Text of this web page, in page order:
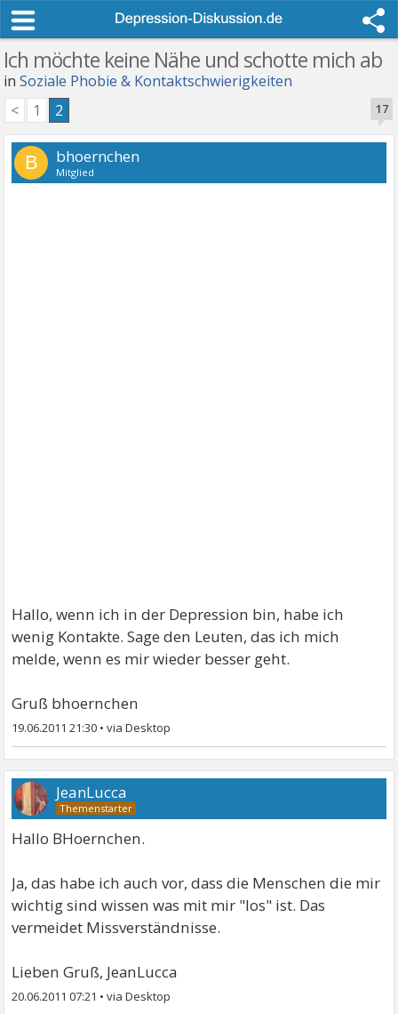
Ich möchte keine Nähe und schotte mich ab
inSoziale Phobie & Kontaktschwierigkeiten
17
< 1 2
B bhoernchen
Mitglied
Hallo, wenn ich in der Depression bin, habe ich
wenig Kontakte. Sage den Leuten, das ich mich
melde, wenn es mir wieder besser geht.
Gruß bhoernchen
19.06.2011 21:30 •
JeanLucca
Hallo BHoernchen.
Ja, das habe ich auch vor, dass die Menschen die mir
wichtig sind wissen was mit mir "los" ist. Das
vermeidet Missverständnisse.
Lieben Gruß, JeanLucca
20.06.2011 07:21 •